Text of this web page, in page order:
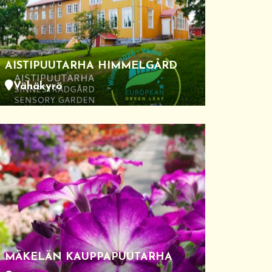
AISTIPUUTARHA HIMMELGÅRD
Vähäkyrö
MÄKELÄN KAUPPAPUUTARHA